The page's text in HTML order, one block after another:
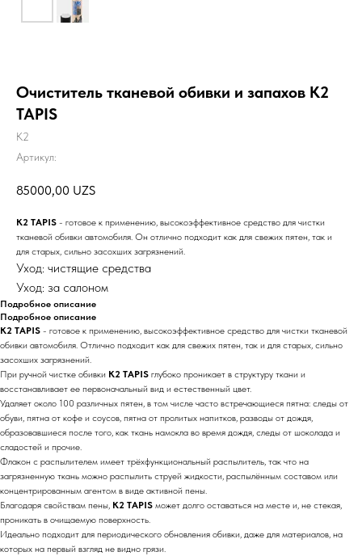
Очиститель тканевой обивки и запахов K2
TAPIS
K2
Артикул:
85000,00 UZS
K2 TAPIS - готовое к применению, высокоэффективное средство для чистки
тканевой обивки автомобиля. Он отлично подходит как для свежих пятен, так и
для старых, сильно засохших загрязнений.
Уход: чистящие средства
Уход: за салоном
Подробное описание
Подробное описание
K2 TAPIS - готовое к применению, высокоэффективное средство для чистки тканевой
обивки автомобиля. Отлично подходит как для свежих пятен, так и для старых, сильно
засохших загрязнений.
При ручной чистке обивки K2 TAPIS глубоко проникает в структуру ткани и
восстанавливает ее первоначальный вид и естественный цвет.
Удаляет около 100 различных пятен, в том числе часто встречающиеся пятна: следы от
обуви, пятна от кофе и соусов, пятна от пролитых напитков, разводы от дождя,
образовавшиеся после того, как ткань намокла во время дождя, следы от шоколада и
сладостей и прочие.
Флакон с распылителем имеет трёхфункциональный распылитель, так что на
загрязненную ткань можно распылить струей жидкости, распылённым составом или
концентрированным агентом в виде активной пены.
Благодаря свойствам пены, K2 TAPIS может долго оставаться на месте и, не стекая,
проникать в очищаемую поверхность.
Идеально подходит для периодического обновления обивки, даже для материалов, на
которых на первый взгляд не видно грязи.